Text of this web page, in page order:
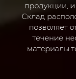
продукции, и
Склад
позволяет
течение
материалы